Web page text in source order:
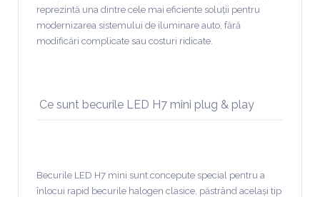
reprezintă una dintre cele mai eficiente soluții pentru
modernizarea sistemului de iluminare auto, fără
modificări complicate sau costuri ridicate.
Ce sunt becurile LED H7 mini plug & play
Becurile LED H7 mini sunt concepute special pentru a
înlocui rapid becurile halogen clasice, păstrând același tip